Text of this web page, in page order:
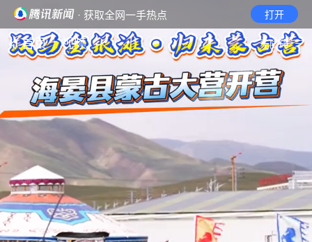
· 获取全网一手热点 打开
首页 视频 无障碍